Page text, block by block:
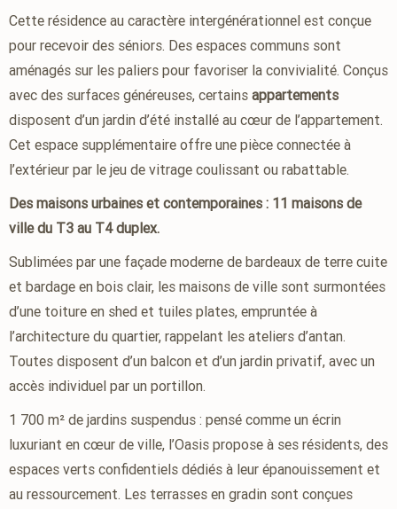
Cette résidence au caractère intergénérationnel est conçue
pour recevoir des séniors. Des espaces communs sont
aménagés sur les paliers pour favoriser la convivialité. Conçus
avec des surfaces généreuses, certains appartements
disposent d’un jardin d’été installé au cœur de l’appartement.
Cet espace supplémentaire offre une pièce connectée à
l’extérieur par le jeu de vitrage coulissant ou rabattable.
Des maisons urbaines et contemporaines : 11 maisons de
ville du T3 au T4 duplex.
Sublimées par une façade moderne de bardeaux de terre cuite
et bardage en bois clair, les maisons de ville sont surmontées
d’une toiture en shed et tuiles plates, empruntée à
l’architecture du quartier, rappelant les ateliers d’antan.
Toutes disposent d’un balcon et d’un jardin privatif, avec un
accès individuel par un portillon.
1 700 m² de jardins suspendus : pensé comme un écrin
luxuriant en cœur de ville, l’Oasis propose à ses résidents, des
espaces verts confidentiels dédiés à leur épanouissement et
au ressourcement. Les terrasses en gradin sont conçues